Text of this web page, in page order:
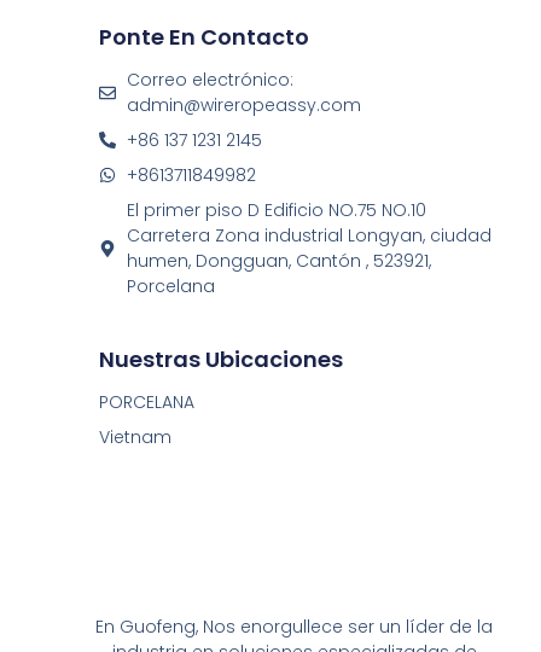
En Guofeng, Nos enorgullece ser un líder de la
Ponte En Contacto
Correo electrónico:
admin@wireropeassy.com
+86 137 1231 2145
+8613711849982
El primer piso D Edificio NO.75 NO.10
Carretera Zona industrial Longyan, ciudad
humen, Dongguan, Cantón , 523921,
Porcelana
Nuestras Ubicaciones
PORCELANA
Vietnam